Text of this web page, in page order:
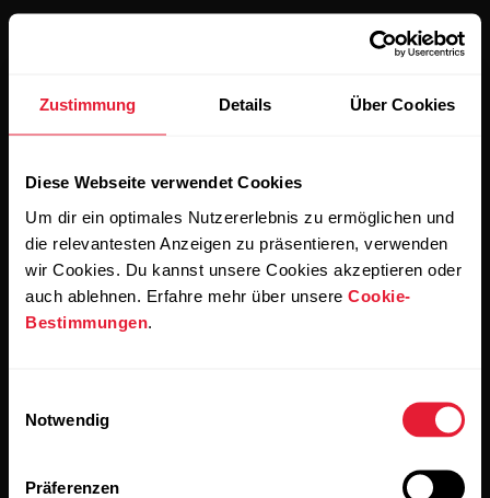
Zustimmung Details Über Cookies
Diese Webseite verwendet Cookies
Um dir ein optimales Nutzererlebnis zu ermöglichen und
die relevantesten Anzeigen zu präsentieren, verwenden
wir Cookies. Du kannst unsere Cookies akzeptieren oder
auch ablehnen. Erfahre mehr über unsere Cookie-
Bestimmungen
Notwendig
Präferenzen
Abonniere unseren vierzehntägigen Newsletter, um
alle Updates direkt in deinen Posteingang zu erhalten.
einverstanden, E-Mails von Polar zu erhalten und bestätigst,
dass du unseren
Datenschutzhinweis gelesen hast.